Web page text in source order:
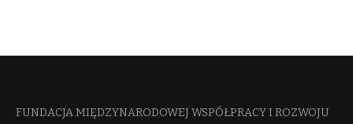
FUNDACJA MIĘDZYNARODOWEJ WSPÓŁPRACY I ROZWOJU​